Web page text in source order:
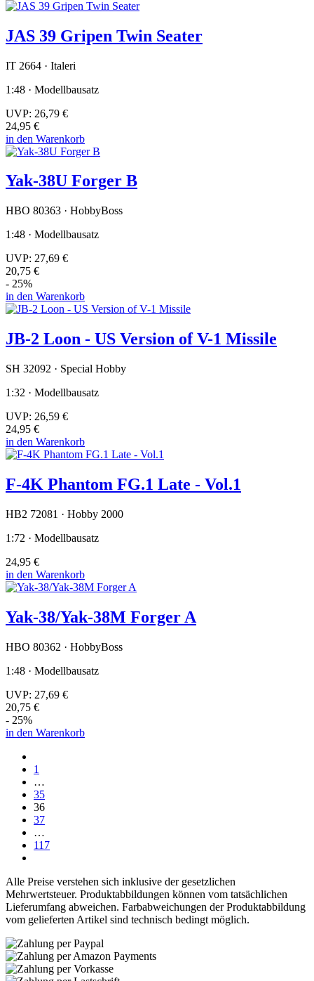
JAS 39 Gripen Twin Seater
IT 2664 · Italeri
1:48 · Modellbausatz
UVP: 26,79 €
24,95 €
in den Warenkorb
Yak-38U Forger B
HBO 80363 · HobbyBoss
1:48 · Modellbausatz
UVP: 27,69 €
20,75 €
- 25%
in den Warenkorb
JB-2 Loon - US Version of V-1 Missile
SH 32092 · Special Hobby
1:32 · Modellbausatz
UVP: 26,59 €
24,95 €
in den Warenkorb
F-4K Phantom FG.1 Late - Vol.1
HB2 72081 · Hobby 2000
1:72 · Modellbausatz
24,95 €
in den Warenkorb
Yak-38/Yak-38M Forger A
HBO 80362 · HobbyBoss
1:48 · Modellbausatz
UVP: 27,69 €
20,75 €
- 25%
in den Warenkorb
1
…
35
36
37
…
117
Alle Preise verstehen sich inklusive der gesetzlichen
Mehrwertsteuer. Produktabbildungen können vom tatsächlichen
Lieferumfang abweichen. Farbabweichungen der Produktabbildung
vom gelieferten Artikel sind technisch bedingt möglich.